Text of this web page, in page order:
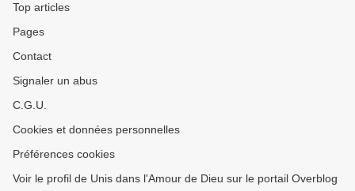
Top articles
Pages
Contact
Signaler un abus
C.G.U.
Cookies et données personnelles
Préférences cookies
Voir le profil de Unis dans l'Amour de Dieu sur le portail Overblog